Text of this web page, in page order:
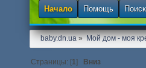
Начало Помощь Поиск
baby.dn.ua» Мой дом - моя
Страницы: [1] Вниз